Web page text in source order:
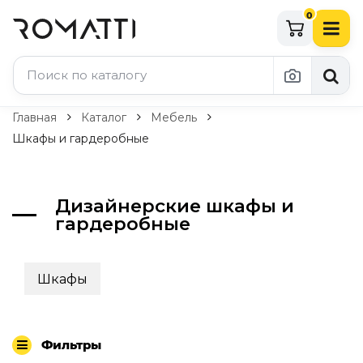
0
Каталог Romatti
Свет и освещение
Подвесные светильники
Настольные лампы
Уличное освещение
Комплектующие
Главная Каталог
Мебель
Шкафы и гардеробные
Дизайнерские шкафы и
гардеробные
Шкафы
Фильтры